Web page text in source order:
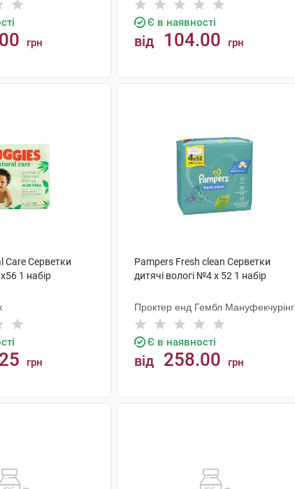
грн
Є в наявності
від 104.00 грн
Care Серветки
1 набір
грн
Pampers Fresh clean Cерветки
дитячі вологі №4 х 52 1 набір
Проктер енд Гембл Мануфекчурінг
Є в наявності
від 258.00 грн